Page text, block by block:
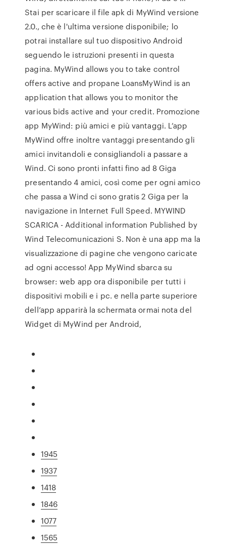
Stai per scaricare il file apk di MyWind versione
2.0., che è l'ultima versione disponibile; lo
potrai installare sul tuo dispositivo Android
seguendo le istruzioni presenti in questa
pagina. MyWind allows you to take control
offers active and propane LoansMyWind is an
application that allows you to monitor the
various bids active and your credit. Promozione
app MyWind: più amici e più vantaggi. L’app
MyWind offre inoltre vantaggi presentando gli
amici invitandoli e consigliandoli a passare a
Wind. Ci sono pronti infatti fino ad 8 Giga
presentando 4 amici, così come per ogni amico
che passa a Wind ci sono gratis 2 Giga per la
navigazione in Internet Full Speed. MYWIND
SCARICA - Additional information Published by
Wind Telecomunicazioni S. Non è una app ma la
visualizzazione di pagine che vengono caricate
ad ogni accesso! App MyWind sbarca su
browser: web app ora disponibile per tutti i
dispositivi mobili e i pc. e nella parte superiore
dell’app apparirà la schermata ormai nota del
Widget di MyWind per Android,
1945
1937
1418
1846
1077
1565